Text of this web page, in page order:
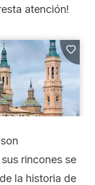
atención!
rincones se
la historia de